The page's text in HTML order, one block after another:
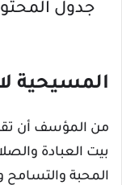
جدول
المسيحية
من المؤسف أن تقع
بيت العبادة
المحبة والتسامح